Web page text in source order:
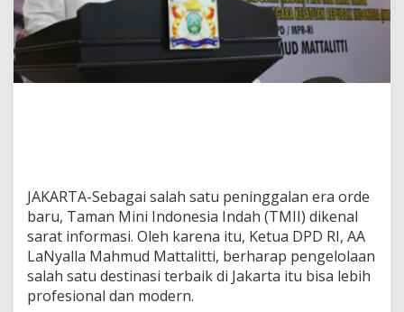
u
a
h
a
r
a
p
T
M
JAKARTA-Sebagai salah satu peninggalan era orde
baru, Taman Mini Indonesia Indah (TMII) dikenal
sarat informasi. Oleh karena itu, Ketua DPD RI, AA
LaNyalla Mahmud Mattalitti, berharap pengelolaan
salah satu destinasi terbaik di Jakarta itu bisa lebih
profesional dan modern.